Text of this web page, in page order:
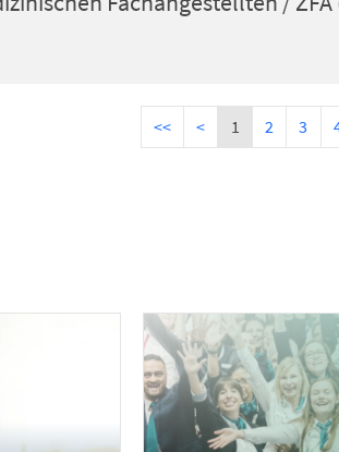
<< < 1 2 3